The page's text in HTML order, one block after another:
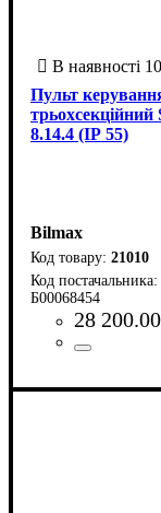
Пульт
трьохсекційний
8.14.4 (ІР 55)
Bilmax
21010
Б00068454
28 200.00